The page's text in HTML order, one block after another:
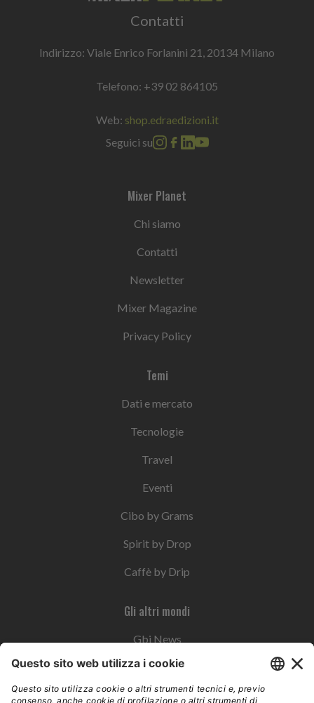
Contatti
Indirizzo: Viale Enrico Forlanini 21, 20134 Milano
Telefono: +39 02 864105
Web: shop.edraedizioni.it
Seguici su
Mixer Planet
Chi siamo
Contatti
Newsletter
Mixer Magazine
Privacy Policy
Temi
Dati e mercato
Tecnologie
Travel
Eventi
Cibo by Grams
Spirit by Drop
Caffè by Drip
Gli altri mondi
Gbi News
Instoremag